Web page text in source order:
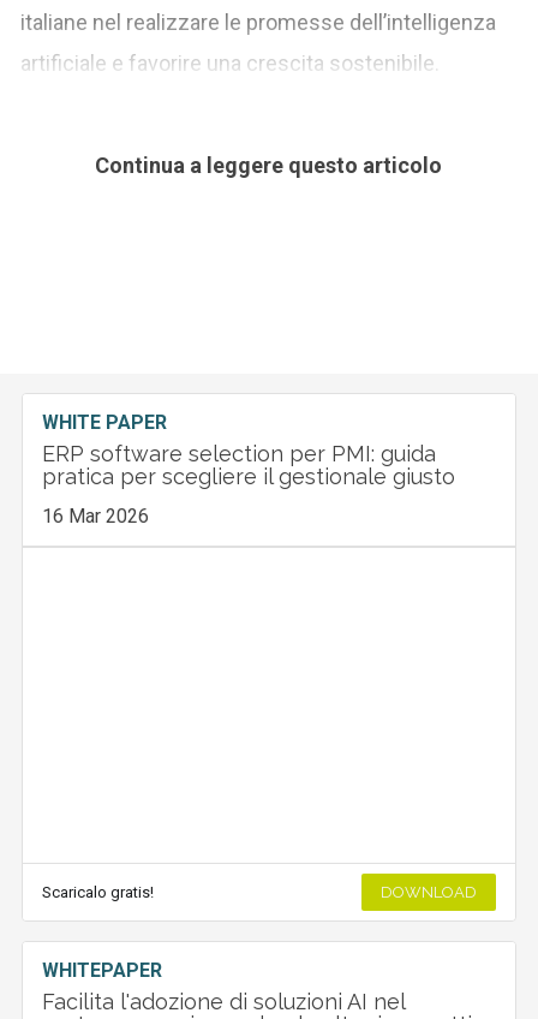
italiane nel realizzare le promesse dell’intelligenza
artificiale e favorire una crescita sostenibile.
Continua a leggere questo articolo
WHITE PAPER
ERP software selection per PMI: guida
pratica per scegliere il gestionale giusto
16 Mar 2026
Scaricalo gratis! DOWNLOAD
WHITEPAPER
Facilita l'adozione di soluzioni AI nel